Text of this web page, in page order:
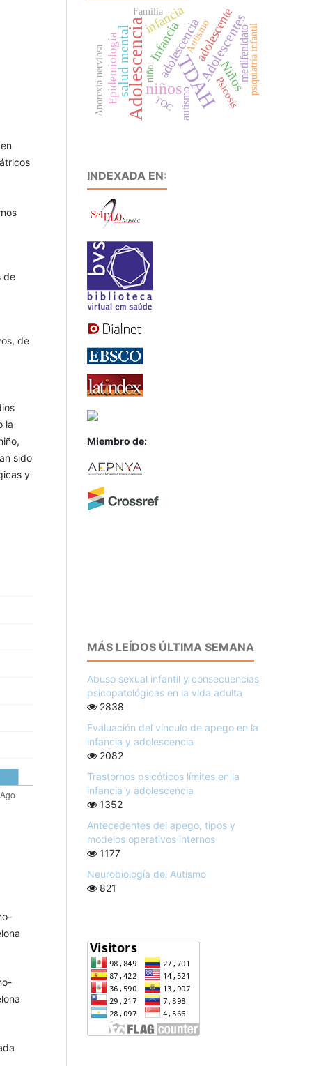
de
de
la
sido
y
TDAH
Adolescencianiños
Adolescentes
salud mental Infancia
adolescencia Niños
infancia adolescente
Epidemiología autismo
metilfenidato
Autismo
Psicosis
TOC
Familia
psiquiatría infantil
niño
Anorexia nerviosa
INDEXADA EN:
Miembro de:
MÁS LEÍDOS ÚLTIMA SEMANA
Abuso sexual infantil y consecuencias
psicopatológicas en la vida adulta
2838
Evaluación del vínculo de apego en la
infancia y adolescencia
2082
Trastornos psicóticos límites en la
infancia y adolescencia
1352
Antecedentes del apego, tipos y
modelos operativos internos
1177
Neurobiología del Autismo
821